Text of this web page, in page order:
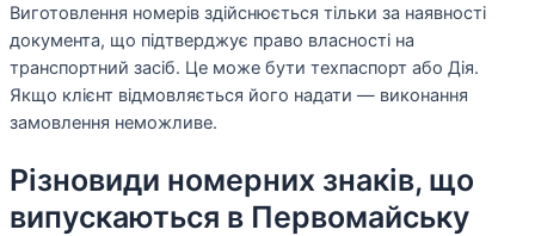
Виготовлення номерів здійснюється тільки за наявності
документа, що підтверджує право власності на
транспортний засіб. Це може бути техпаспорт або Дія.
Якщо клієнт відмовляється його надати — виконання
замовлення неможливе.
Різновиди номерних знаків, що
випускаються в Первомайську